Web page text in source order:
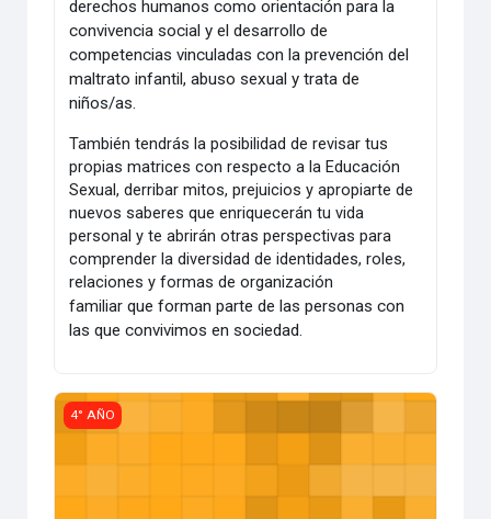
derechos humanos como orientación para la
convivencia social y el desarrollo de
competencias vinculadas con la prevención del
maltrato infantil, abuso sexual y trata de
niños/as.
También tendrás la posibilidad de revisar tus
propias matrices con respecto a la Educación
Sexual, derribar mitos, prejuicios y apropiarte de
nuevos saberes que enriquecerán tu vida
personal y te abrirán otras perspectivas para
comprender la diversidad de identidades, roles,
relaciones y formas de organización
familiarque forman parte de las personas con
las que convivimos en sociedad.
Atención a la Diversidad
4° AÑO